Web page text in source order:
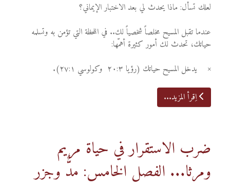
لعلك تسأل: ماذا يحدث لي بعد الاختبار الإيماني؟
عندما تقبل المسيح مخلصاً شخصياً لك.. في اللحظة التي تؤمن به وتسلمه
حياتك، تحدث لك أمور كثيرة أهمّها:
× يدخل المسيح حياتك (رؤيا ٢٠:٣ وكولوسي ٢٧:١).
اِقرأ المزيد...
ضرب الاستقرار في حياة مريم
ومرثا... الفصل الخامس: مدٌّ وجزر